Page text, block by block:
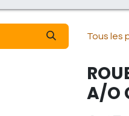
Tous les
A/O